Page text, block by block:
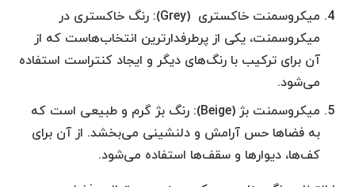
میکروسمنت خاکستری (Grey): رنگ خاکستری در
میکروسمنت، یکی از پرطرفدارترین انتخاب‌هاست که از
آن برای ترکیب با رنگ‌های دیگر و ایجاد کنتراست استفاده
می‌شود.
میکروسمنت بژ (Beige): رنگ بژ گرم و طبیعی است که
به فضاها حس آرامش و دلنشینی می‌بخشد. از آن برای
کف‌ها، دیوارها و سقف‌ها استفاده می‌شود.